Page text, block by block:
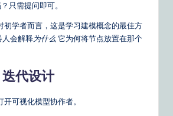
只需提问即可。
初学者而言，这是学习建模概念的最佳方
人会解释为什么 它为何将节点放置在那个
代设计
开可视化模型协作者。